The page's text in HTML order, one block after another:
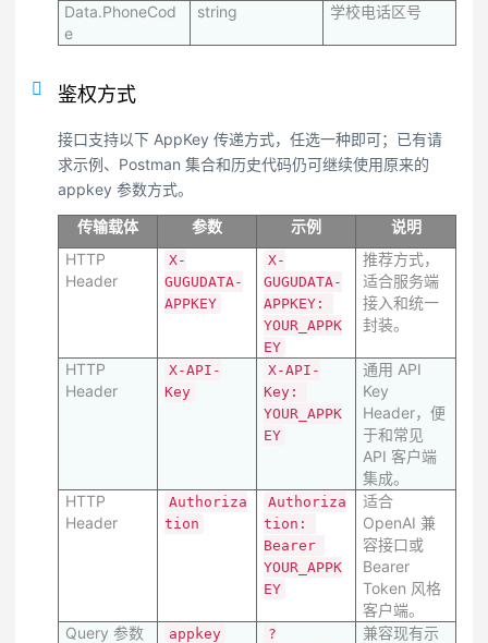
Data.PhoneCod
e
string 学校电话区号
鉴权方式
接口支持以下 AppKey 传递方式，任选一种即可；已有请
求示例、Postman 集合和历史代码仍可继续使用原来的
appkey 参数方式。
传输载体
参数 示例
说明
HTTP
Header
X-
GUGUDATA-
APPKEY
X-
GUGUDATA-
APPKEY:
YOUR_APPK
EY
推荐方式，
适合服务端
接入和统一
封装。
HTTP
Header
X-API-
Key
X-API-
Key:
YOUR_APPK
EY
通用 API
Key
Header，便
于和常见
API 客户端
集成。
HTTP
Header
Authoriza
tion
Authoriza
tion:
Bearer
YOUR_APPK
EY
适合
OpenAI 兼
容接口或
Bearer
Token 风格
客户端。
Query 参数
appkey
?
兼容现有示